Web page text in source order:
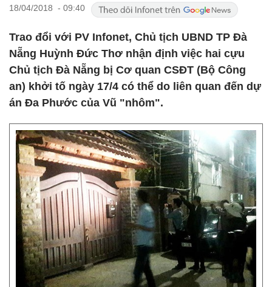
18/04/2018 - 09:40
Trao đổi với PV Infonet, Chủ tịch UBND TP Đà
Nẵng Huỳnh Đức Thơ nhận định việc hai cựu
Chủ tịch Đà Nẵng bị Cơ quan CSĐT (Bộ Công
an) khởi tố ngày 17/4 có thể do liên quan đến dự
án Đa Phước của Vũ "nhôm".